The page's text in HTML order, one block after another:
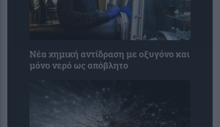
Νέα χημική αντίδραση με οξυγόνο και
μόνο νερό ως απόβλητο